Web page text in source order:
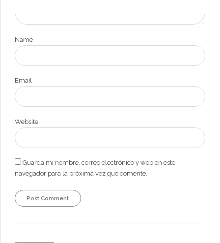
Name
Email
Website
Guarda mi nombre, correo electrónico y web en este
navegador para la próxima vez que comente.
Post Comment